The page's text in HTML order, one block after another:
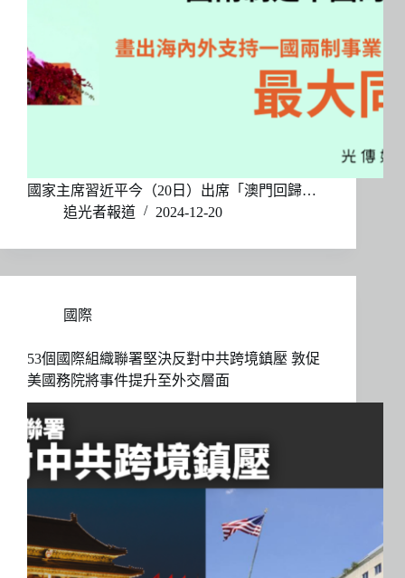
國家主席習近平今（20日）出席「澳門回歸…
追光者報道
2024-12-20
國際
53個國際組織聯署堅決反對中共跨境鎮壓 敦促
美國務院將事件提升至外交層面